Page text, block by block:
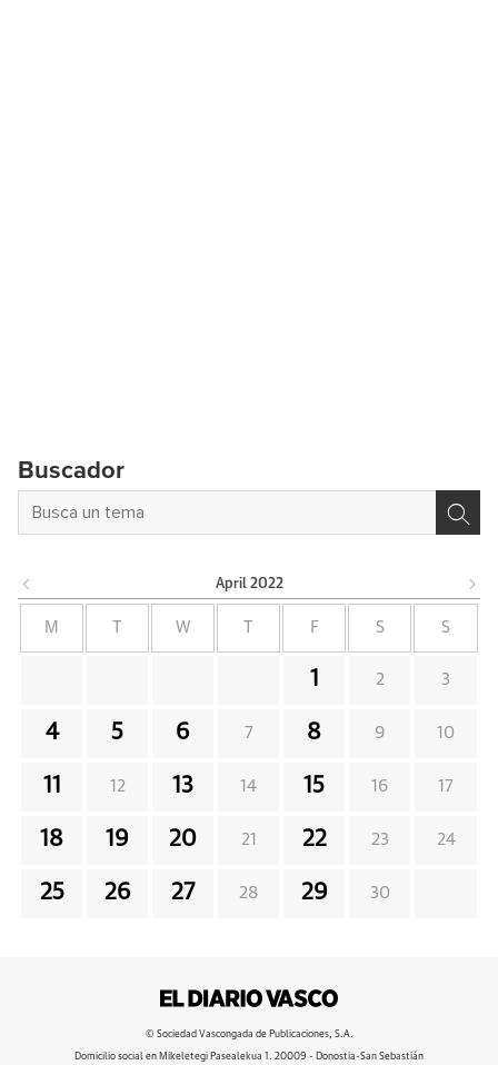
Buscador
April 2022
M W F S S
1 2 3
4 5 6 7 8 9 10
11 12 13 14 15 16 17
18 19 20 21 22 23 24
25 26 27 28 29 30
© Sociedad Vascongada de Publicaciones, S.A.
Domicilio social en Mikeletegi Pasealekua 1. 20009 - Donostia-San Sebastián